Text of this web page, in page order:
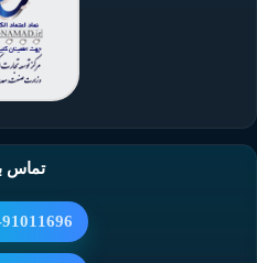
تماس